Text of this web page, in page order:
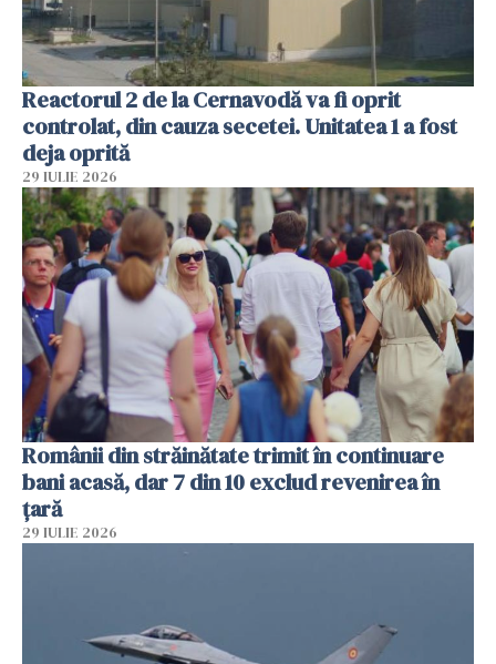
Reactorul 2 de la Cernavodă va fi oprit
controlat, din cauza secetei. Unitatea 1 a fost
deja oprită
29 IULIE 2026
Românii din străinătate trimit în continuare
bani acasă, dar 7 din 10 exclud revenirea în
țară
29 IULIE 2026